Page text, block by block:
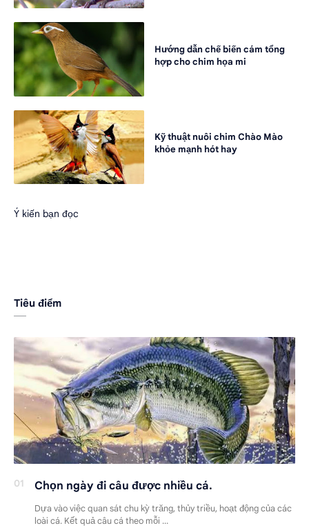
Hướng dẫn chế biến cám tổng
hợp cho chim họa mi
Kỹ thuật nuôi chim Chào Mào
khỏe mạnh hót hay
Ý kiến bạn đọc
Tiêu điểm
Chọn ngày đi câu được nhiều cá.
Dựa vào việc quan sát chu kỳ trăng, thủy triều, hoạt động của các
loài cá. Kết quả câu cá theo mỗi …